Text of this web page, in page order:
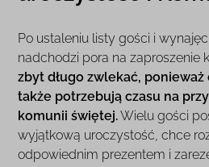
Po ustaleniu listy gości i
nadchodzi pora na zaproszenie
zbyt długo zwlekać,
także potrzebują czasu na
komunii świętej.Wielu gości
wyjątkową uroczystość, chce
odpowiednim prezentem i